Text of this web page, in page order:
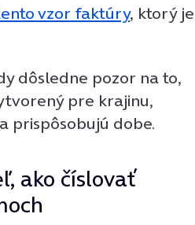
vzor faktúry, ktorý je
dôsledne pozor na to,
pre krajinu,
prispôsobujú dobe.
ako číslovať